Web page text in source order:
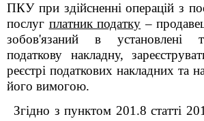
ПКУ при здійсненні операцій з
послуг платник податку –
зобов'язаний в установлені
податкову накладну,
реєстрі податкових накладних та
його вимогою.
Згідно з пунктом 201.8 статті